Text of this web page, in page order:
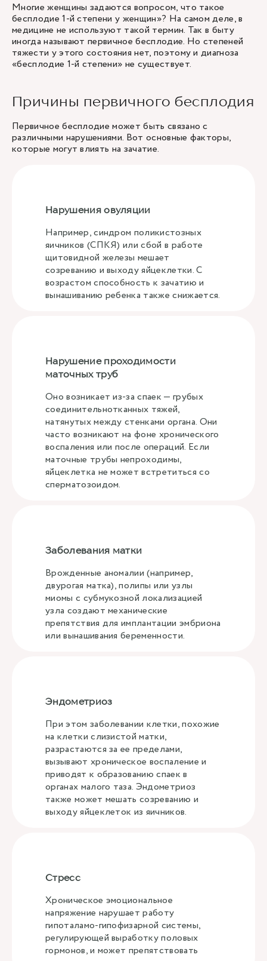
Многие женщины задаются вопросом, что такое
бесплодие 1-й степени у женщин»? На самом деле, в
медицине не используют такой термин. Так в быту
иногда называют первичное бесплодие. Но степеней
тяжести у этого состояния нет, поэтому и диагноза
«бесплодие 1-й степени» не существует.
Причины первичного бесплодия
Первичное бесплодие может быть связано с
различными нарушениями. Вот основные факторы,
которые могут влиять на зачатие.
Нарушения овуляции
Например, синдром поликистозных
яичников (СПКЯ) или сбой в работе
щитовидной железы мешает
созреванию и выходу яйцеклетки. С
возрастом способность к зачатию и
вынашиванию ребенка также снижается.
Нарушение проходимости
маточных труб
Оно возникает из-за спаек — грубых
соединительнотканных тяжей,
натянутых между стенками органа. Они
часто возникают на фоне хронического
воспаления или после операций. Если
маточные трубы непроходимы,
яйцеклетка не может встретиться со
сперматозоидом.
Заболевания матки
Врожденные аномалии (например,
двурогая матка), полипы или узлы
миомы с субмукозной локализацией
узла создают механические
препятствия для имплантации эмбриона
или вынашивания беременности.
Эндометриоз
При этом заболевании клетки, похожие
на клетки слизистой матки,
разрастаются за ее пределами,
вызывают хроническое воспаление и
приводят к образованию спаек в
органах малого таза. Эндометриоз
также может мешать созреванию и
выходу яйцеклеток из яичников.
Стресс
Хроническое эмоциональное
напряжение нарушает работу
гипоталамо-гипофизарной системы,
регулирующей выработку половых
гормонов, и может препятствовать